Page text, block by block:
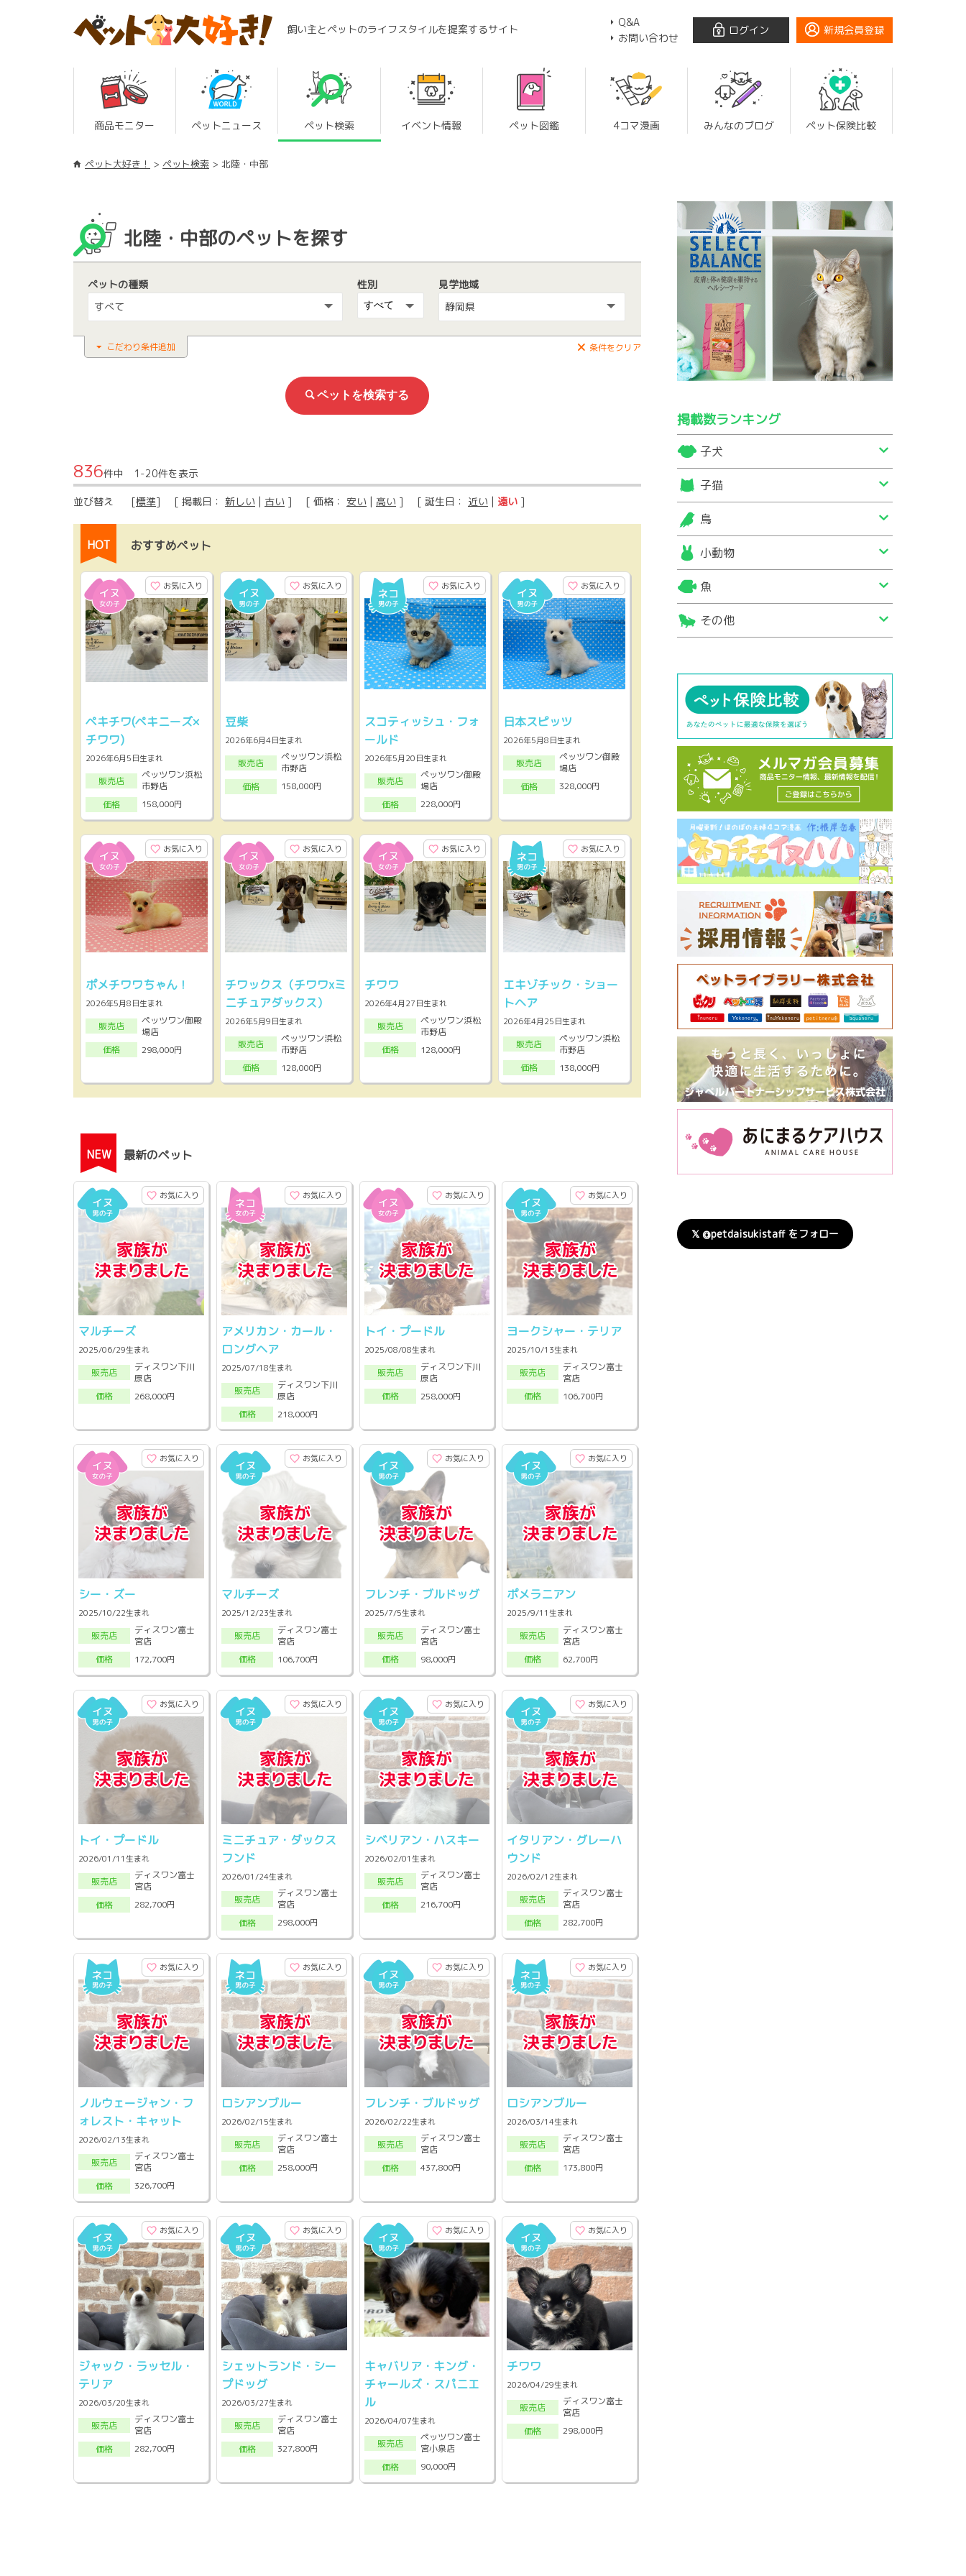
飼い主とペットのライフスタイルを提案するサイト
Q&A
お問い合わせ
ログイン 新規会員登録
商品モニター ペットニュース ペット検索 イベント情報 ペット図鑑 4コマ漫画 みんなのブログ ペット保険比較
ペット大好き！ ペット検索 北陸・中部
北陸・中部のペットを探す
ペットの種類
すべて
性別
見学地域
静岡県
こだわり条件追加 条件をクリア
836件中 1-20件を表示
並び替え [標準] [ 掲載日： 新しい | 古い ] [ 価格： 安い | 高い ] [ 誕生日： 近い | 遠い ]
HOT おすすめペット
お気に入り
ペキチワ(ペキニーズ×
チワワ)
2026年6月5日生まれ
販売店
ペッツワン浜松
市野店
価格
158,000円
お気に入り
豆柴
2026年6月4日生まれ
販売店
ペッツワン浜松
市野店
価格
158,000円
お気に入り
スコティッシュ・フォ
ールド
2026年5月20日生まれ
販売店
ペッツワン御殿
場店
価格
228,000円
お気に入り
日本スピッツ
2026年5月8日生まれ
販売店
ペッツワン御殿
場店
価格
328,000円
お気に入り
ポメチワワちゃん！
2026年5月8日生まれ
販売店
ペッツワン御殿
場店
価格
298,000円
お気に入り
チワックス（チワワxミ
ニチュアダックス）
2026年5月9日生まれ
販売店
ペッツワン浜松
市野店
価格
128,000円
お気に入り
チワワ
2026年4月27日生まれ
販売店
ペッツワン浜松
市野店
価格
128,000円
お気に入り
エキゾチック・ショー
トヘア
2026年4月25日生まれ
販売店
ペッツワン浜松
市野店
価格
138,000円
NEW 最新のペット
お気に入り
マルチーズ
2025/06/29生まれ
販売店
ディスワン下川
原店
価格
268,000円
お気に入り
アメリカン・カール・
ロングヘア
2025/07/18生まれ
販売店
ディスワン下川
原店
価格
218,000円
お気に入り
トイ・プードル
2025/08/08生まれ
販売店
ディスワン下川
原店
価格
258,000円
お気に入り
ヨークシャー・テリア
2025/10/13生まれ
販売店
ディスワン富士
宮店
価格
106,700円
お気に入り
シー・ズー
2025/10/22生まれ
販売店
ディスワン富士
宮店
価格
172,700円
お気に入り
マルチーズ
2025/12/23生まれ
販売店
ディスワン富士
宮店
価格
106,700円
お気に入り
フレンチ・ブルドッグ
2025/7/5生まれ
販売店
ディスワン富士
宮店
価格
98,000円
お気に入り
ポメラニアン
2025/9/11生まれ
販売店
ディスワン富士
宮店
価格
62,700円
お気に入り
トイ・プードル
2026/01/11生まれ
販売店
ディスワン富士
宮店
価格
282,700円
お気に入り
ミニチュア・ダックス
フンド
2026/01/24生まれ
販売店
ディスワン富士
宮店
価格
298,000円
お気に入り
シベリアン・ハスキー
2026/02/01生まれ
販売店
ディスワン富士
宮店
価格
216,700円
お気に入り
イタリアン・グレーハ
ウンド
2026/02/12生まれ
販売店
ディスワン富士
宮店
価格
282,700円
お気に入り
ノルウェージャン・フ
ォレスト・キャット
2026/02/13生まれ
販売店
ディスワン富士
宮店
価格
326,700円
お気に入り
ロシアンブルー
2026/02/15生まれ
販売店
ディスワン富士
宮店
価格
258,000円
お気に入り
フレンチ・ブルドッグ
2026/02/22生まれ
販売店
ディスワン富士
宮店
価格
437,800円
お気に入り
ロシアンブルー
2026/03/14生まれ
販売店
ディスワン富士
宮店
価格
173,800円
お気に入り
ジャック・ラッセル・
テリア
2026/03/20生まれ
販売店
ディスワン富士
宮店
価格
282,700円
お気に入り
シェットランド・シー
プドッグ
2026/03/27生まれ
販売店
ディスワン富士
宮店
価格
327,800円
お気に入り
キャバリア・キング・
チャールズ・スパニエ
ル
2026/04/07生まれ
販売店
ペッツワン富士
宮小泉店
価格
90,000円
お気に入り
チワワ
2026/04/29生まれ
販売店
ディスワン富士
宮店
価格
298,000円
掲載数ランキング
子犬
子猫
鳥
小動物
魚
その他
𝕏 @petdaisukistaff をフォロー